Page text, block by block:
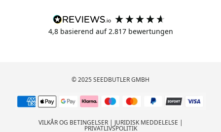
4,8 basierend auf2.817bewertungen
© 2025 SEEDBUTLER GMBH
VILKÅR OG BETINGELSER| JURIDISK MEDDELELSE |
PRIVATLIVSPOLITIK